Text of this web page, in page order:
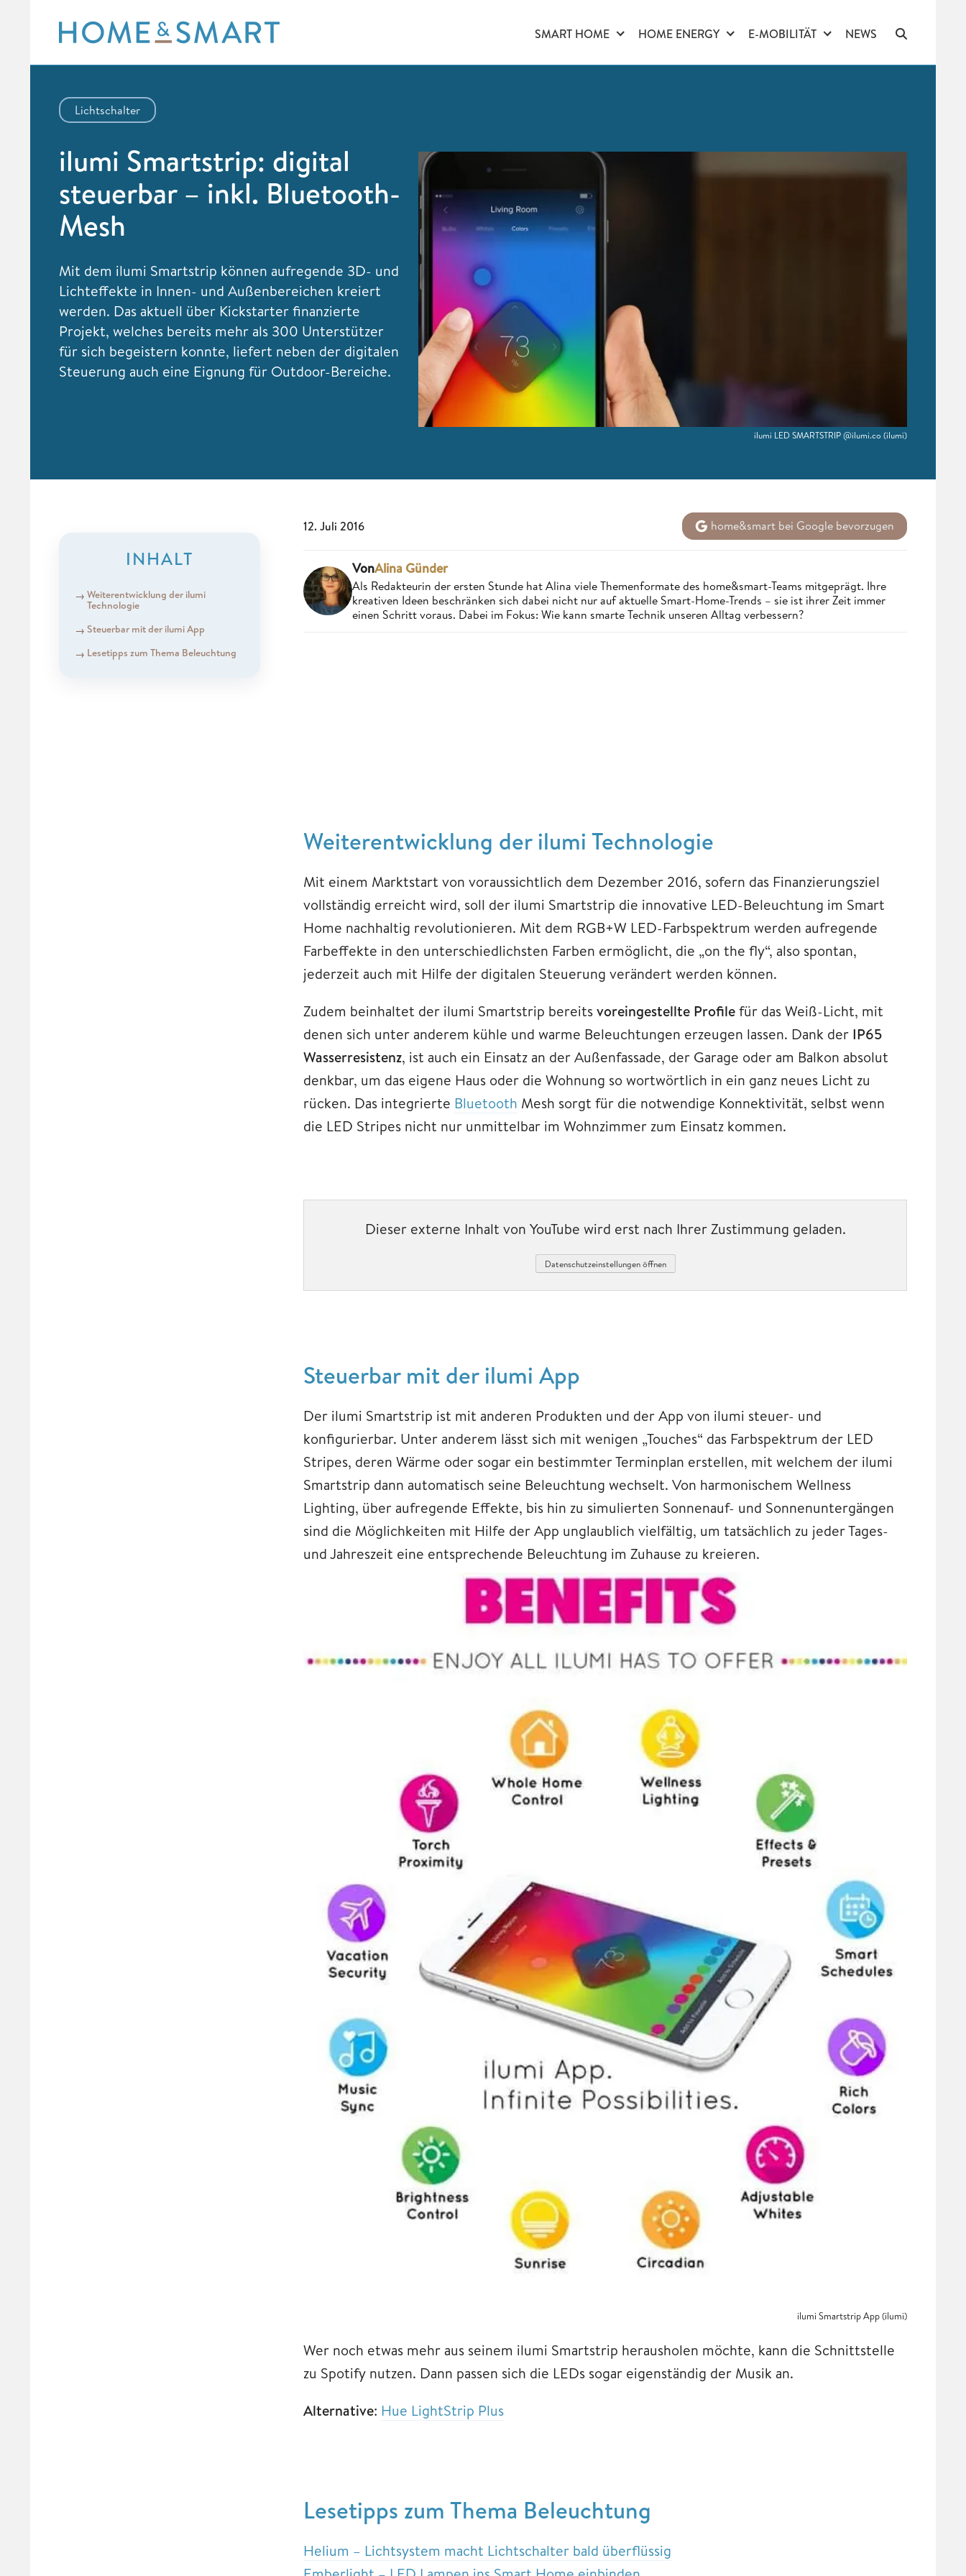
content
SMART HOME HOME ENERGY E-MOBILITÄT NEWS
Lichtschalter
ilumi Smartstrip: digital
steuerbar – inkl. Bluetooth-
Mesh
Mit dem ilumi Smartstrip können aufregende 3D- und
Lichteffekte in Innen- und Außenbereichen kreiert
werden. Das aktuell über Kickstarter finanzierte
Projekt, welches bereits mehr als 300 Unterstützer
für sich begeistern konnte, liefert neben der digitalen
Steuerung auch eine Eignung für Outdoor-Bereiche.
ilumi LED SMARTSTRIP @ilumi.co (ilumi)
INHALT
Weiterentwicklung der ilumi
Technologie
Steuerbar mit der ilumi App
Lesetipps zum Thema Beleuchtung
12. Juli 2016 home&smart bei Google bevorzugen
VonAlina Günder
Als Redakteurin der ersten Stunde hat Alina viele Themenformate des home&smart-Teams mitgeprägt. Ihre
kreativen Ideen beschränken sich dabei nicht nur auf aktuelle Smart-Home-Trends – sie ist ihrer Zeit immer
einen Schritt voraus. Dabei im Fokus: Wie kann smarte Technik unseren Alltag verbessern?
Weiterentwicklung der ilumi Technologie
Mit einem Marktstart von voraussichtlich dem Dezember 2016, sofern das Finanzierungsziel
vollständig erreicht wird, soll der ilumi Smartstrip die innovative LED-Beleuchtung im Smart
Home nachhaltig revolutionieren. Mit dem RGB+W LED-Farbspektrum werden aufregende
Farbeffekte in den unterschiedlichsten Farben ermöglicht, die „on the fly“, also spontan,
jederzeit auch mit Hilfe der digitalen Steuerung verändert werden können.
Zudem beinhaltet der ilumi Smartstrip bereitsvoreingestellte Profilefür das Weiß-Licht, mit
denen sich unter anderem kühle und warme Beleuchtungen erzeugen lassen. Dank der IP65
Wasserresistenz, ist auch ein Einsatz an der Außenfassade, der Garage oder am Balkon absolut
denkbar, um das eigene Haus oder die Wohnung so wortwörtlich in ein ganz neues Licht zu
rücken. Das integrierte Bluetooth Mesh sorgt für die notwendige Konnektivität, selbst wenn
die LED Stripes nicht nur unmittelbar im Wohnzimmer zum Einsatz kommen.
Dieser externe Inhalt von YouTube wird erst nach Ihrer Zustimmung geladen.
Datenschutzeinstellungen öffnen
Steuerbar mit der ilumi App
Der ilumi Smartstrip ist mit anderen Produkten und der App von ilumi steuer- und
konfigurierbar. Unter anderem lässt sich mit wenigen „Touches“ das Farbspektrum der LED
Stripes, deren Wärme oder sogar ein bestimmter Terminplan erstellen, mit welchem der ilumi
Smartstrip dann automatisch seine Beleuchtung wechselt. Von harmonischem Wellness
Lighting, über aufregende Effekte, bis hin zu simulierten Sonnenauf- und Sonnenuntergängen
sind die Möglichkeiten mit Hilfe der App unglaublich vielfältig, um tatsächlich zu jeder Tages-
und Jahreszeit eine entsprechende Beleuchtung im Zuhause zu kreieren.
ilumi Smartstrip App (ilumi)
Wer noch etwas mehr aus seinem ilumi Smartstrip herausholen möchte, kann die Schnittstelle
zu Spotify nutzen. Dann passen sich die LEDs sogar eigenständig der Musik an.
Alternative: Hue LightStrip Plus
Lesetipps zum Thema Beleuchtung
Helium – Lichtsystem macht Lichtschalter bald überflüssig